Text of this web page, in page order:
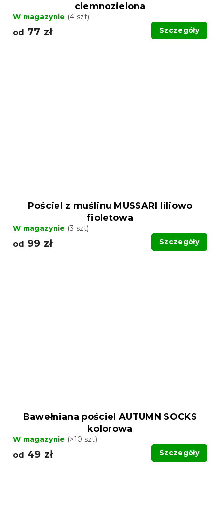
ciemnozielona
W magazynie (4 szt)
od 77 zł Szczegóły
Pościel z muślinu MUSSARI liliowo
fioletowa
W magazynie (3 szt)
od 99 zł Szczegóły
Bawełniana pościel AUTUMN SOCKS
kolorowa
W magazynie (>10 szt)
od 49 zł Szczegóły